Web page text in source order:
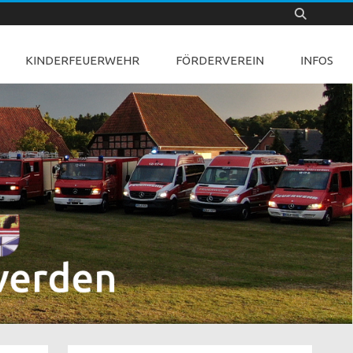
KINDERFEUERWEHR FÖRDERVEREIN INFOS